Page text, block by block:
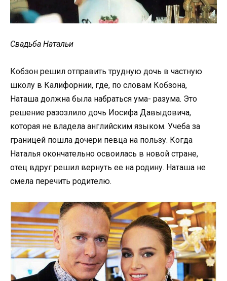
Свадьба Натальи
Кобзон решил отправить трудную дочь в частную
школу в Калифорнии, где, по словам Кобзона,
Наташа должна была набраться ума- разума. Это
решение разозлило дочь Иосифа Давыдовича,
которая не владела английским языком. Учеба за
границей пошла дочери певца на пользу. Когда
Наталья окончательно освоилась в новой стране,
отец вдруг решил вернуть ее на родину. Наташа не
смела перечить родителю.